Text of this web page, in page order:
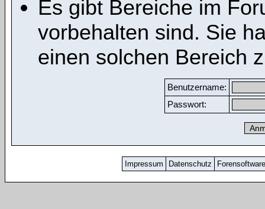
Es gibt Bereiche im
vorbehalten sind. Sie
einen solchen Bereich
Benutzername:
Passwort:
Impressum Datenschutz